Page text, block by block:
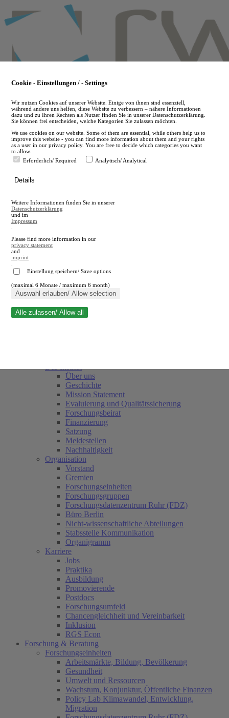
to
main
en
A
A
Suche schließen
Über uns
Geschichte
Mission Statement
Evaluierung und Qualitätssicherung
Forschungsbeirat
Finanzierung
Satzung
Meldestellen
Nachhaltigkeit
Organisation
Vorstand
Gremien
Forschungseinheiten
Forschungsgruppen
Forschungsdatenzentrum Ruhr (FDZ)
Büro Berlin
Nicht-wissenschaftliche Abteilungen
Stabsstelle Kommunikation
Organigramm
Karriere
Jobs
Praktika
Ausbildung
Promovierende
Postdocs
Forschungsumfeld
Chancengleichheit und Vereinbarkeit
Inklusion
RGS Econ
Forschung & Beratung
Forschungseinheiten
Arbeitsmärkte, Bildung, Bevölkerung
Gesundheit
Umwelt und Ressourcen
Wachstum, Konjunktur, Öffentliche Finanzen
Policy Lab Klimawandel, Entwicklung,
Migration
Cookie - Einstellungen / - Settings
Wir nutzen Cookies auf unserer Website. Einige von ihnen sind essenziell,
während andere uns helfen, diese Website zu verbessern – nähere Informationen
dazu und zu Ihren Rechten als Nutzer finden Sie in unserer Datenschutzerklärung.
Sie können frei entscheiden, welche Kategorien Sie zulassen möchten.
We use cookies on our website. Some of them are essential, while others help us to
improve this website - you can find more information about them and your rights
as a user in our privacy policy. You are free to decide which categories you want
to allow.
Erforderlich/ Required
Analytisch/ Analytical
Details
Weitere Informationen finden Sie in unserer
Datenschutzerklärung
und im
Impressum
Please find more information in our
privacy statement
and
imprint
Einstellung speichern/ Save options
(maximal 6 Monate / maximum 6 month)
Auswahl erlauben/ Allow selection
Alle zulassen/ Allow all